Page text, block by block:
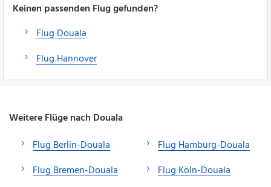
Keinen passenden Flug gefunden?
Flug Douala
Flug Hannover
Weitere Flüge nach Douala
Flug Berlin-Douala
Flug Bremen-Douala
Flug Hamburg-Douala
Flug Köln-Douala